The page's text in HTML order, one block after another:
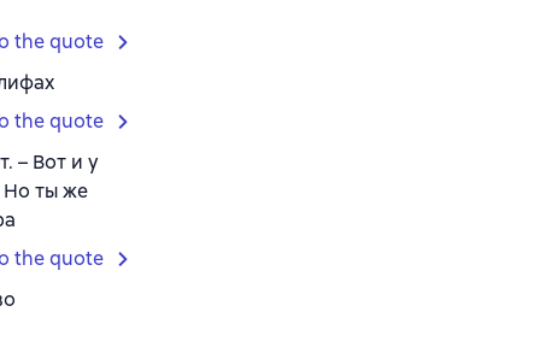
the quote
the quote
– Вот и у
Но ты же
the quote